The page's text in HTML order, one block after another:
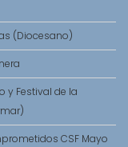
(Diocesano)
y Festival de la
CSF Mayo